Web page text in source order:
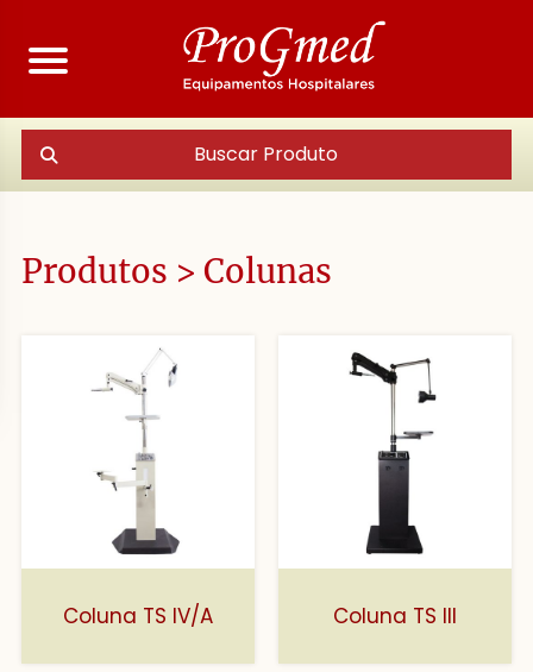
Buscar Produto
Produtos > Colunas
Coluna TS IV/A Coluna TS III